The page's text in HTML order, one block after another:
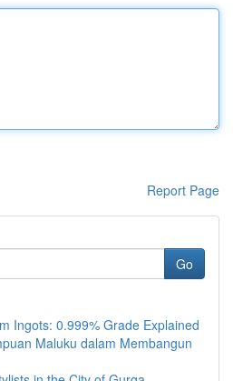
Report Page
Go
Ingots: 0.999% Grade Explained
Maluku dalam Membangun